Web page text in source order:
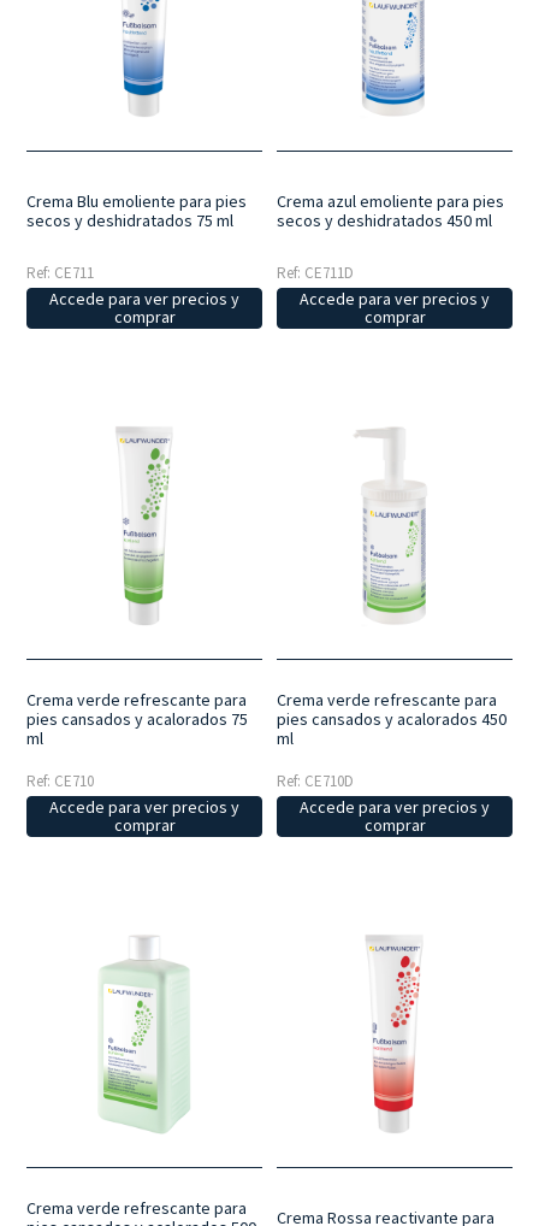
Crema Blu emoliente para pies
secos y deshidratados 75 ml
Ref: CE711
Accede para ver precios y
comprar
Crema azul emoliente para pies
secos y deshidratados 450 ml
Ref: CE711D
Accede para ver precios y
comprar
Crema verde refrescante para
pies cansados y acalorados 75
ml
Ref: CE710
Accede para ver precios y
comprar
Crema verde refrescante para
pies cansados y acalorados 450
ml
Ref: CE710D
Accede para ver precios y
comprar
Crema verde refrescante para
Crema Rossa reactivante para